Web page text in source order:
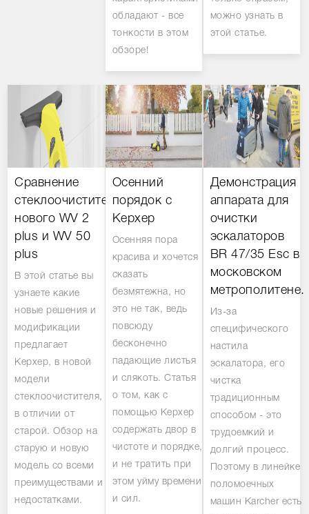
обладают - все
тонкости в этом
обзоре!
можно узнать в
этой статье.
Сравнение
стеклоочистителей:
нового WV 2
plus и WV 50
plus
В этой статье вы
узнаете какие
новые решения и
модификации
предлагает
Керхер, в новой
модели
стеклоочистителя,
в отличии от
старой. Обзор на
старую и новую
модель со всеми
преимуществами и
недостатками.
Осенний
порядок с
Керхер
Осенняя пора
красива и хочется
сказать
безмятежна, но
это не так, ведь
повсюду
бесконечно
падающие листья
и слякоть. Статья
о том, как с
помощью Керхер
содержать двор в
чистоте и порядке,
и не тратить при
этом уйму времени
и сил.
Демонстрация
аппарата для
очистки
эскалаторов
BR 47/35 Esc в
московском
метрополитене.
Из-за
специфического
настила
эскалатора, его
чистка
традиционным
способом - это
трудоемкий и
долгий процесс.
Поэтому в линейке
поломоечных
машин Karcher есть